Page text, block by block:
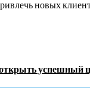
новых
успешный